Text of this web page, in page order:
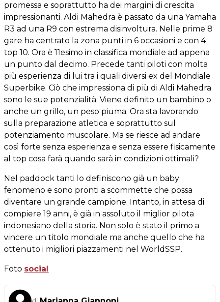
promessa e soprattutto ha dei margini di crescita
impressionanti. Aldi Mahedra è passato da una Yamaha
R3 ad una R9 con estrema disinvoltura. Nelle prime 8
gare ha centrato la zona punti in 6 occasioni e con 4
top 10. Ora è 11esimo in classifica mondiale ad appena
un punto dal decimo. Precede tanti piloti con molta
più esperienza di lui tra i quali diversi ex del Mondiale
Superbike. Ciò che impressiona di più di Aldi Mahedra
sono le sue potenzialità. Viene definito un bambino o
anche un grillo, un peso piuma. Ora sta lavorando
sulla preparazione atletica e soprattutto sul
potenziamento muscolare. Ma se riesce ad andare
così forte senza esperienza e senza essere fisicamente
al top cosa farà quando sarà in condizioni ottimali?
Nel paddock tanti lo definiscono già un baby
fenomeno e sono pronti a scommette che possa
diventare un grande campione. Intanto, in attesa di
compiere 19 anni, è già in assoluto il miglior pilota
indonesiano della storia. Non solo è stato il primo a
vincere un titolo mondiale ma anche quello che ha
ottenuto i migliori piazzamenti nel WorldSSP.
Foto social